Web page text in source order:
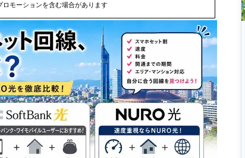
ロモーションを含む場合があります